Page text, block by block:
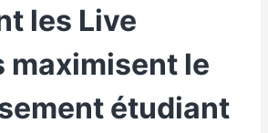
les Live
maximisent le
étudiant